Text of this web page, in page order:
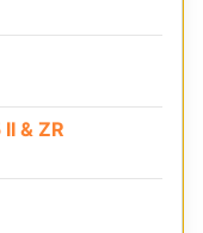
& ZR